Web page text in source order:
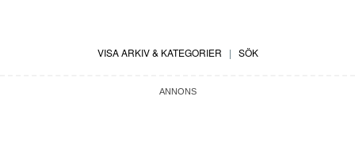
VISA ARKIV & KATEGORIER | SÖK